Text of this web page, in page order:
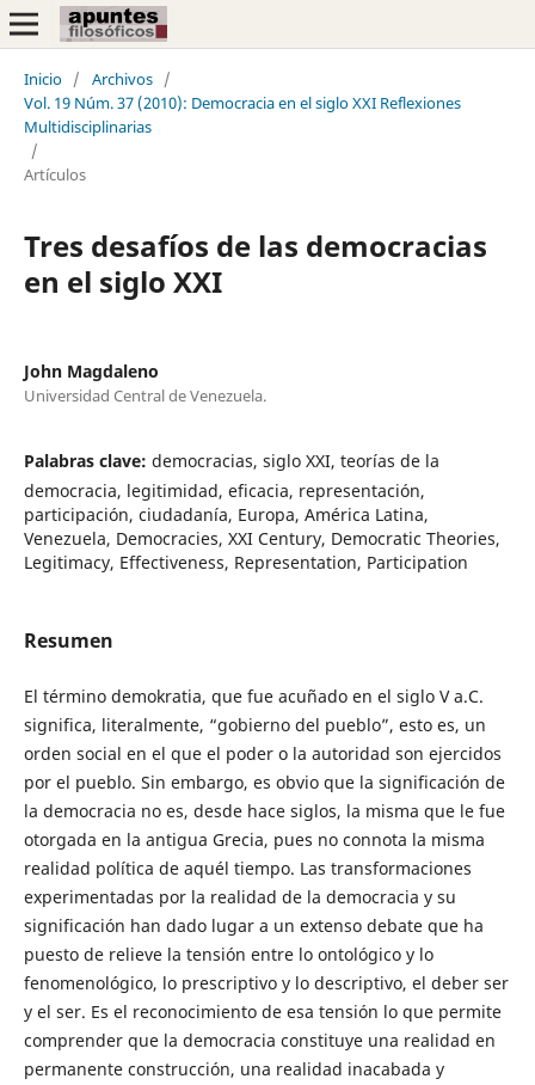
Inicio / Archivos /
Vol. 19 Núm. 37 (2010): Democracia en el siglo XXI Reflexiones
Multidisciplinarias
/
Artículos
Tres desafíos de las democracias
en el siglo XXI
John Magdaleno
Universidad Central de Venezuela.
Palabras clave: democracias, siglo XXI, teorías de la
democracia, legitimidad, eficacia, representación,
participación, ciudadanía, Europa, América Latina,
Venezuela, Democracies, XXI Century, Democratic Theories,
Legitimacy, Effectiveness, Representation, Participation
Resumen
El término demokratia, que fue acuñado en el siglo V a.C.
significa, literalmente, “gobierno del pueblo”, esto es, un
orden social en el que el poder o la autoridad son ejercidos
por el pueblo. Sin embargo, es obvio que la significación de
la democracia no es, desde hace siglos, la misma que le fue
otorgada en la antigua Grecia, pues no connota la misma
realidad política de aquél tiempo. Las transformaciones
experimentadas por la realidad de la democracia y su
significación han dado lugar a un extenso debate que ha
puesto de relieve la tensión entre lo ontológico y lo
fenomenológico, lo prescriptivo y lo descriptivo, el deber ser
y el ser. Es el reconocimiento de esa tensión lo que permite
comprender que la democracia constituye una realidad en
permanente construcción, una realidad inacabada y